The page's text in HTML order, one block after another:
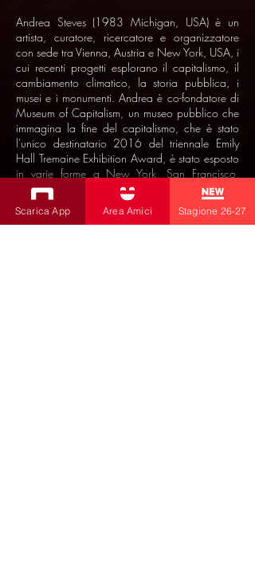
Andrea Steves (1983 Michigan, USA) è un
artista, curatore, ricercatore e organizzatore
con sede tra Vienna, Austria e New York, USA, i
cui recenti progetti esplorano il capitalismo, il
cambiamento climatico, la storia pubblica, i
musei e i monumenti. Andrea è co-fondatore di
Museum of Capitalism, un museo pubblico che
immagina la fine del capitalismo, che è stato
l'unico destinatario 2016 del triennale Emily
Hall Tremaine Exhibition Award, è stato esposto
in varie forme a New York, San Francisco,
Boston , e Vienna. Andrea ha co-curato la
pubblicazione Museum of Capitalism,
pubblicata nel 2017 da Inventory Press e
Scarica App Area Amici Stagione 26-27